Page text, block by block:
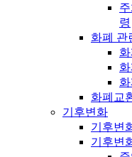
령
화폐 관
화폐교
기후변화
기후변
기후변